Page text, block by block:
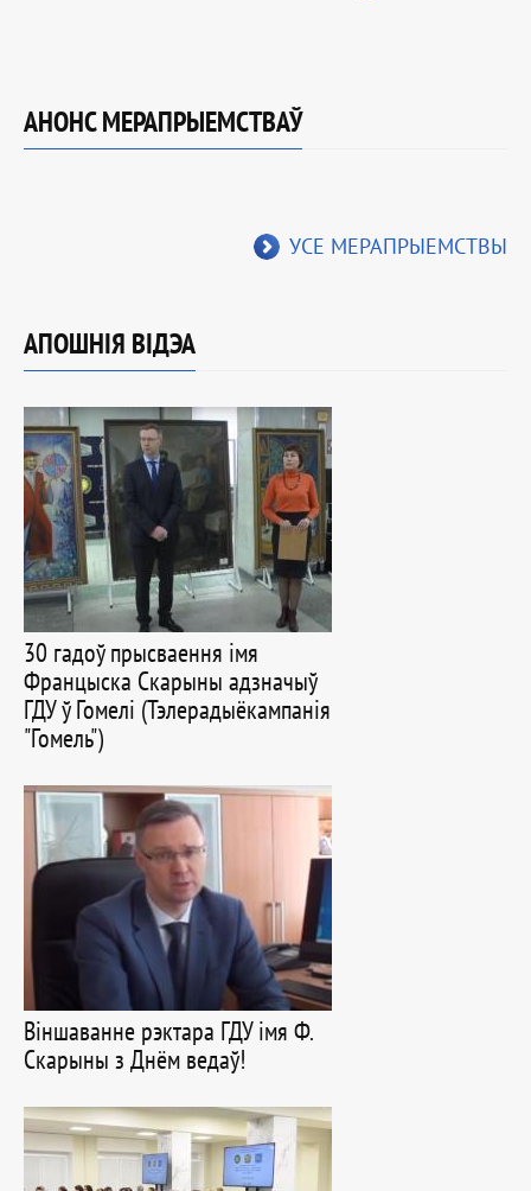
АНОНС МЕРАПРЫЕМСТВАЎ
УСЕ МЕРАПРЫЕМСТВЫ
АПОШНІЯ ВІДЭА
30 гадоў прысваення імя
Францыска Скарыны адзначыў
ГДУ ў Гомелі (Тэлерадыёкампанія
"Гомель")
Віншаванне рэктара ГДУ імя Ф.
Скарыны з Днём ведаў!